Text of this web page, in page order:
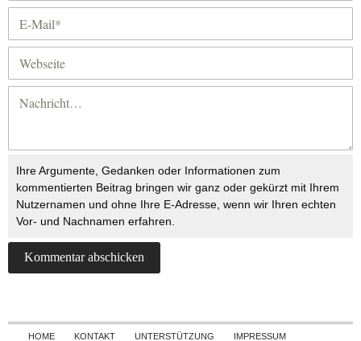
Ihre Argumente, Gedanken oder Informationen zum
kommentierten Beitrag bringen wir ganz oder gekürzt mit Ihrem
Nutzernamen und ohne Ihre E-Adresse, wenn wir Ihren echten
Vor- und Nachnamen erfahren.
Skip to content
HOME KONTAKT UNTERSTÜTZUNG IMPRESSUM